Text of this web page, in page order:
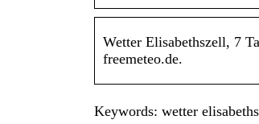
Wetter Elisabethszell, 7
freemeteo.de.
Keywords: wetter